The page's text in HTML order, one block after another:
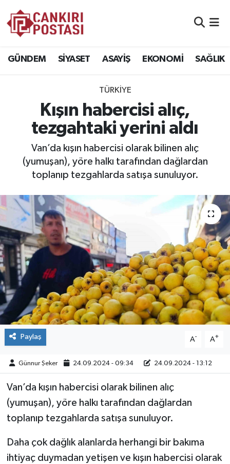
GÜNDEM SİYASET ASAYİŞ EKONOMİ SAĞLIK
TÜRKİYE
Kışın habercisi alıç,
tezgahtaki yerini aldı
Van’da kışın habercisi olarak bilinen alıç
(yumuşan), yöre halkı tarafından dağlardan
toplanıp tezgahlarda satışa sunuluyor.
Paylaş A- A+
Günnur Şeker 24.09.2024 - 09:34 24.09.2024 - 13:12
Van’da kışın habercisi olarak bilinen alıç
(yumuşan), yöre halkı tarafından dağlardan
toplanıp tezgahlarda satışa sunuluyor.
Daha çok dağlık alanlarda herhangi bir bakıma
ihtiyaç duymadan yetişen ve kışın habercisi olarak
EKONOMİ
SAĞLIK
SPOR
EĞİTİM
YAŞAM
ÇEVRE
İLÇELER
RESMİ İLANLAR
KÜLTÜR
VEFAT
BÖLGE
Trafik Durumu
Süper Lig Puan Durumu ve Fikstür
Tüm Manşetler
Son Dakika Haberleri
Haber Arşivi